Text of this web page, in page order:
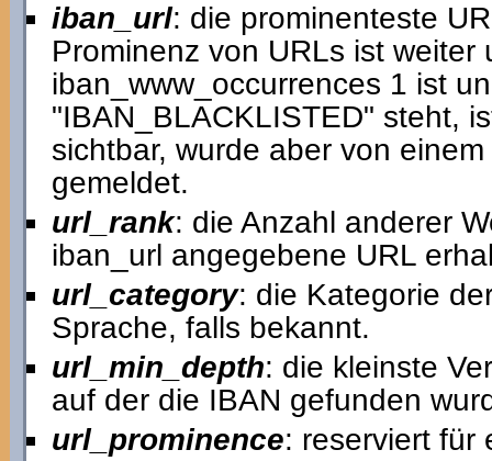
iban_url: die prominenteste
Prominenz von URLs ist weiter
iban_www_occurrences 1 ist
"IBAN_BLACKLISTED" steht,
sichtbar, wurde aber von
gemeldet.
url_rank: die Anzahl anderer
iban_url angegebene URL
url_category: die Kategorie
Sprache, falls bekannt.
url_min_depth: die kleinste
auf der die IBAN gefunden
url_prominence: reserviert für